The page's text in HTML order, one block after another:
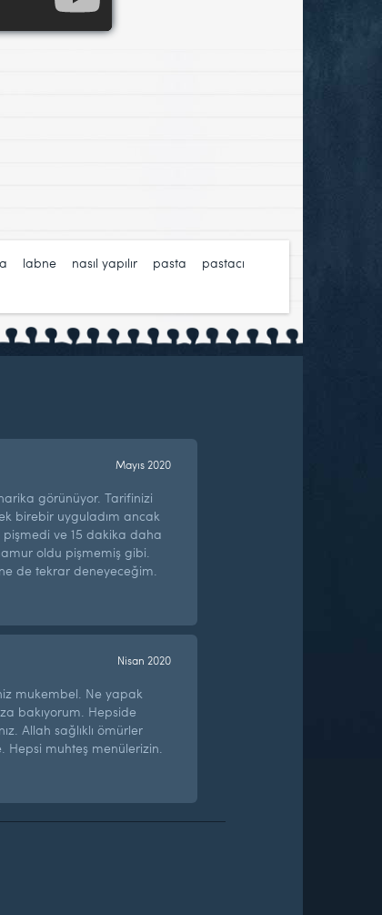
labne nasıl yapılır pasta
pastacı
Mayıs 2020
görünüyor. Tarifinizi
birebir uyguladım ancak
ve 15 dakika daha
oldu pişmemiş gibi.
de tekrar deneyeceğim.
Nisan 2020
mukembel. Ne yapak
bakıyorum. Hepside
Allah sağlıklı ömürler
Hepsi muhteş menülerizin.